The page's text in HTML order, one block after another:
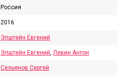
Россия
2016
Эпштейн Евгений
Эпштейн Евгений, Левин Антон
Сельянов Сергей